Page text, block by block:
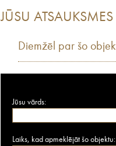
JŪSU ATSAUKSMES
Diemžēl par šo
Jūsu vārds:
Laiks, kad apmeklējāt šo objektu: